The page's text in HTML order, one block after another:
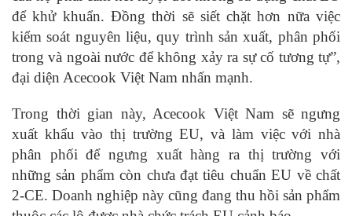
để khử khuẩn. Đồng thời sẽ siết chặt hơn nữa việc
kiểm soát nguyên liệu, quy trình sản xuất, phân phối
trong và ngoài nước để không xảy ra sự cố tương tự”,
đại diện Acecook Việt Nam nhấn mạnh.
Trong thời gian này, Acecook Việt Nam sẽ ngưng
xuất khẩu vào thị trường EU, và làm việc với nhà
phân phối để ngưng xuất hàng ra thị trường với
những sản phẩm còn chưa đạt tiêu chuẩn EU về chất
2-CE. Doanh nghiệp này cũng đang thu hồi sản phẩm